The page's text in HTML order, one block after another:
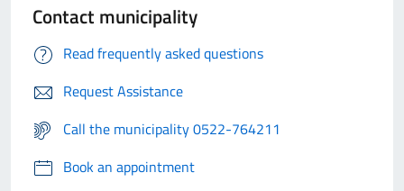
Contact municipality
Read frequently asked questions
Request Assistance
Call the municipality 0522-764211
Book an appointment